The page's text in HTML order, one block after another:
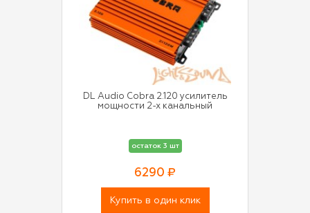
DL Audio Cobra 2.120 усилитель
мощности 2-х канальный
остаток 3 шт
6290 ₽
Купить в один клик